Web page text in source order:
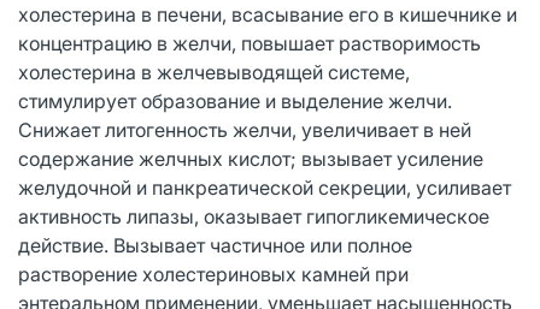
холестерина в печени, всасывание его в кишечнике и
концентрацию в желчи, повышает растворимость
холестерина в желчевыводящей системе,
стимулирует образование и выделение желчи.
Снижает литогенность желчи, увеличивает в ней
содержание желчных кислот; вызывает усиление
желудочной и панкреатической секреции, усиливает
активность липазы, оказывает гипогликемическое
действие. Вызывает частичное или полное
растворение холестериновых камней при
энтеральном применении, уменьшает насыщенность